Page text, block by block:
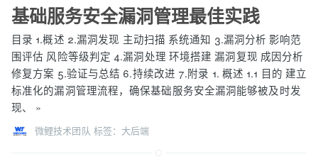
基础服务安全漏洞管理最佳实践
目录 1.概述 2.漏洞发现 主动扫描 系统通知 3.漏洞分析 影响范
围评估 风险等级判定 4.漏洞处理 环境搭建 漏洞复现 成因分析
修复方案 5.验证与总结 6.持续改进 7.附录 1. 概述 1.1 目的 建立
标准化的漏洞管理流程，确保基础服务安全漏洞能够被及时发
现、 »
微鲤技术团队 标签： 大后端